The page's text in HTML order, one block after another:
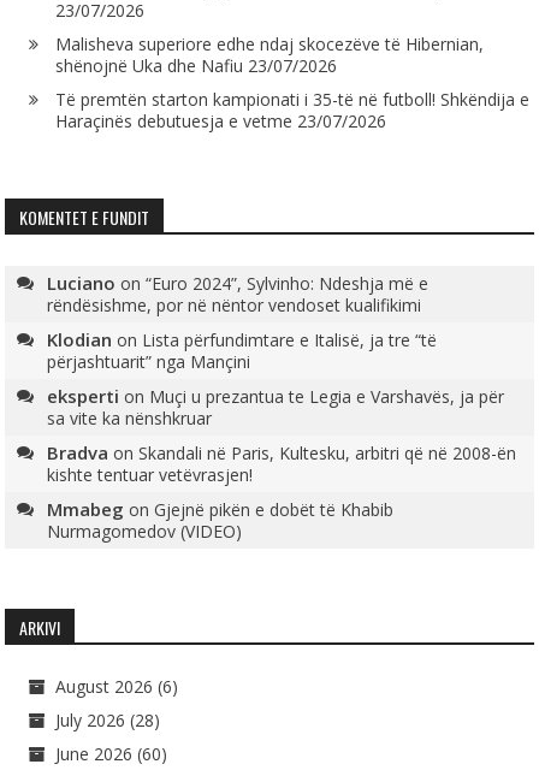
23/07/2026
Malisheva superiore edhe ndaj skocezëve të Hibernian,
shënojnë Uka dhe Nafiu 23/07/2026
Të premtën starton kampionati i 35-të në futboll! Shkëndija e
Haraçinës debutuesja e vetme 23/07/2026
KOMENTET E FUNDIT
Luciano on“Euro 2024”, Sylvinho: Ndeshja më e
rëndësishme, por në nëntor vendoset kualifikimi
Klodian on Lista përfundimtare e Italisë, ja tre “të
përjashtuarit” nga Mançini
eksperti on Muçi u prezantua te Legia e Varshavës, ja për
sa vite ka nënshkruar
Bradva onSkandali në Paris, Kultesku, arbitri që në 2008-ën
kishte tentuar vetëvrasjen!
Mmabeg onGjejnë pikën e dobët të Khabib
Nurmagomedov (VIDEO)
ARKIVI
August 2026 (6)
July 2026 (28)
June 2026 (60)